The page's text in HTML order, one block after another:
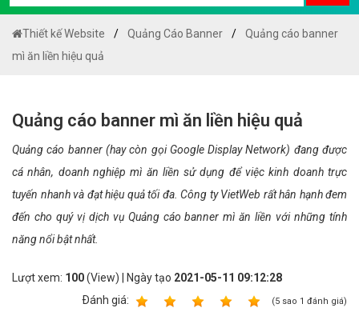
Thiết kế Website Quảng Cáo Banner
Quảng cáo banner
mì ăn liền hiệu quả
Quảng cáo banner mì ăn liền hiệu quả
Quảng cáo banner (hay còn gọi Google Display Network) đang được
cá nhân, doanh nghiệp mì ăn liền sử dụng để việc kinh doanh trực
tuyến nhanh và đạt hiệu quả tối đa. Công ty VietWeb rất hân hạnh đem
đến cho quý vị dịch vụ Quảng cáo banner mì ăn liền với những tính
năng nổi bật nhất.
Lượt xem: 100(View) | Ngày tạo 2021-05-11 09:12:28
Ðánh giá:
(5 sao 1 đánh giá)